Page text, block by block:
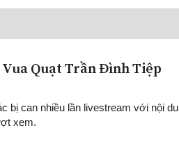
Quạt Trần Đình Tiệp
bị can nhiều lần livestream với nội
xem.